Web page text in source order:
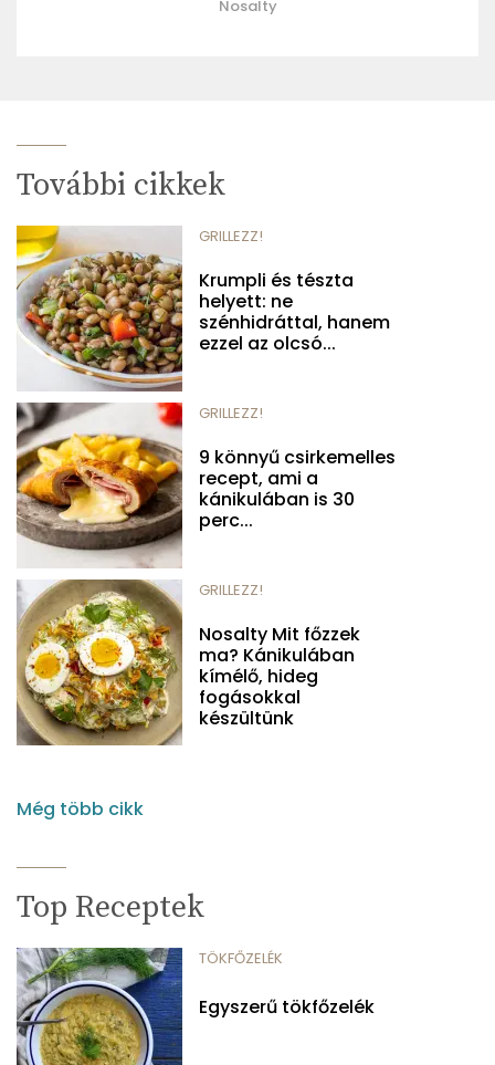
Nosalty
További cikkek
GRILLEZZ!
Krumpli és tészta
helyett: ne
szénhidráttal, hanem
ezzel az olcsó...
GRILLEZZ!
9 könnyű csirkemelles
recept, ami a
kánikulában is 30
perc...
GRILLEZZ!
Nosalty Mit főzzek
ma? Kánikulában
kímélő, hideg
fogásokkal
készültünk
Még több cikk
Top Receptek
TÖKFŐZELÉK
Egyszerű tökfőzelék